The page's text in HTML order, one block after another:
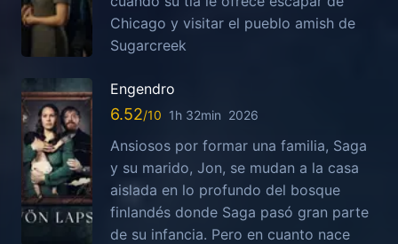
Chicago y visitar el pueblo amish de
Sugarcreek
Engendro
6.52 1h 32min 2026
Ansiosos por formar una familia, Saga
y su marido, Jon, se mudan a la casa
aislada en lo profundo del bosque
finlandés donde Saga pasó gran parte
de su infancia. Pero en cuanto nace